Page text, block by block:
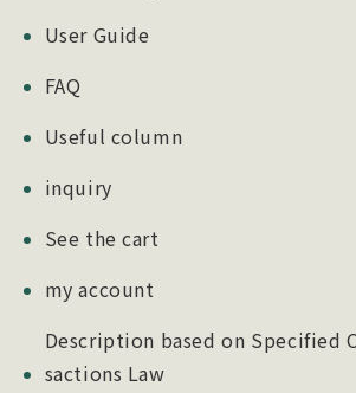
User Guide
FAQ
Useful column
inquiry
See the cart
my account
Description based on Specified
sactions Law